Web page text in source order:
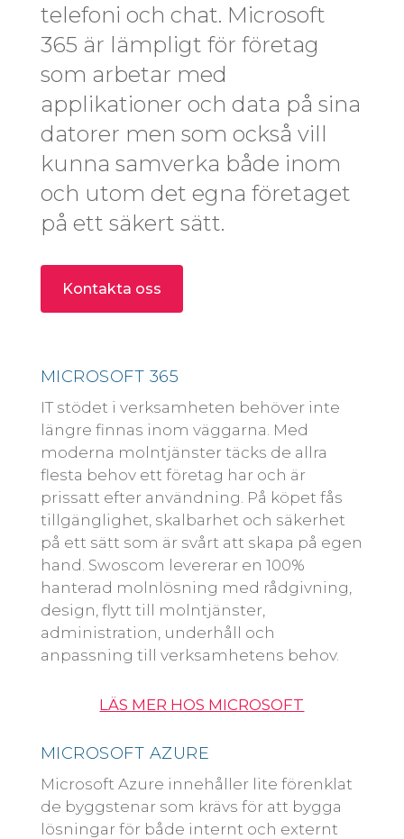
telefoni och chat. Microsoft
365 är lämpligt för företag
som arbetar med
applikationer och data på sina
datorer men som också vill
kunna samverka både inom
och utom det egna företaget
på ett säkert sätt.
Kontakta oss
MICROSOFT 365
IT stödet i verksamheten behöver inte
längre finnas inom väggarna. Med
moderna molntjänster täcks de allra
flesta behov ett företag har och är
prissatt efter användning. På köpet fås
tillgänglighet, skalbarhet och säkerhet
på ett sätt som är svårt att skapa på egen
hand. Swoscom levererar en 100%
hanterad molnlösning med rådgivning,
design, flytt till molntjänster,
administration, underhåll och
anpassning till verksamhetens behov.
LÄS MER HOS MICROSOFT
MICROSOFT AZURE
Microsoft Azure innehåller lite förenklat
de byggstenar som krävs för att bygga
lösningar för både internt och externt